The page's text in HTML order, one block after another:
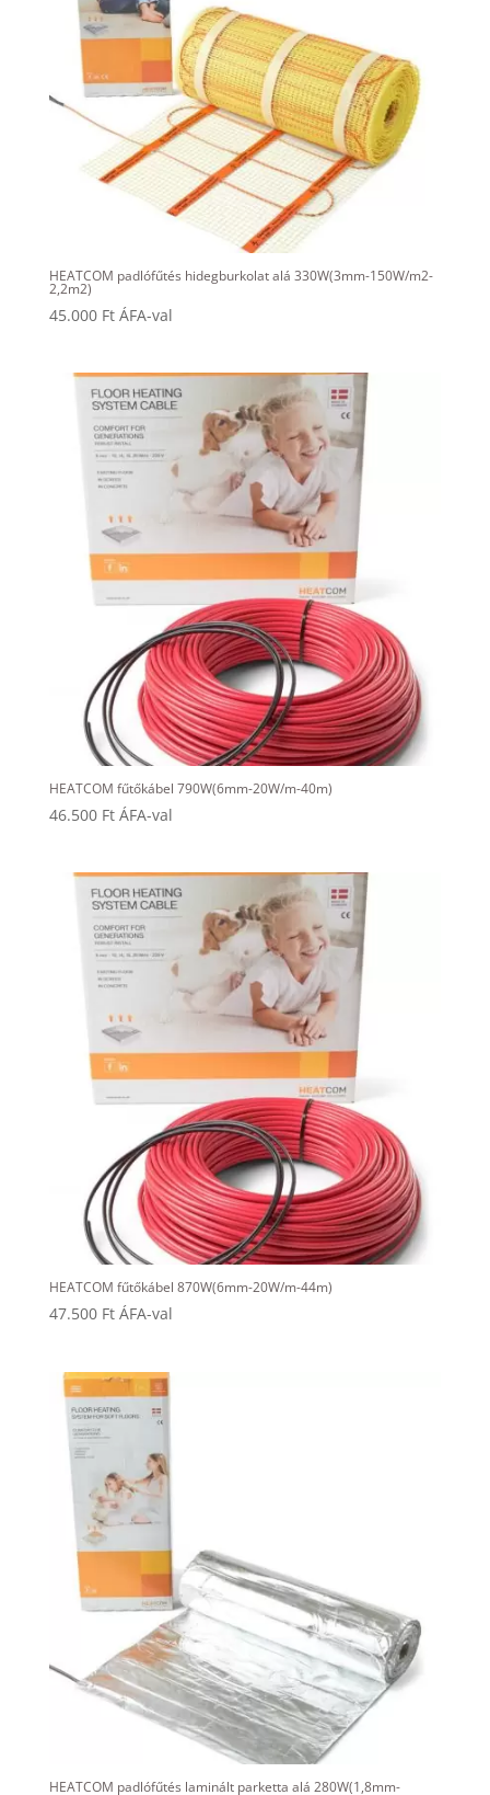
HEATCOM padlófűtés hidegburkolat alá 330W(3mm-150W/m2-
2,2m2)
45.000 Ft ÁFA-val
HEATCOM fűtőkábel 790W(6mm-20W/m-40m)
46.500 Ft ÁFA-val
HEATCOM fűtőkábel 870W(6mm-20W/m-44m)
47.500 Ft ÁFA-val
HEATCOM padlófűtés laminált parketta alá 280W(1,8mm-